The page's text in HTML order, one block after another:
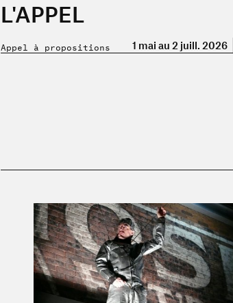
L'APPEL
Appel à propositions 1 mai au 2 juill. 2026